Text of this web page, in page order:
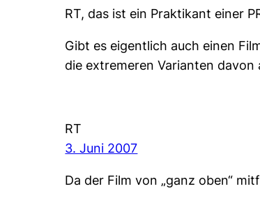
RT, das ist ein Praktikant einer
Gibt es eigentlich auch einen
die extremeren Varianten
RT
3. Juni 2007
Da der Film von „ganz oben“